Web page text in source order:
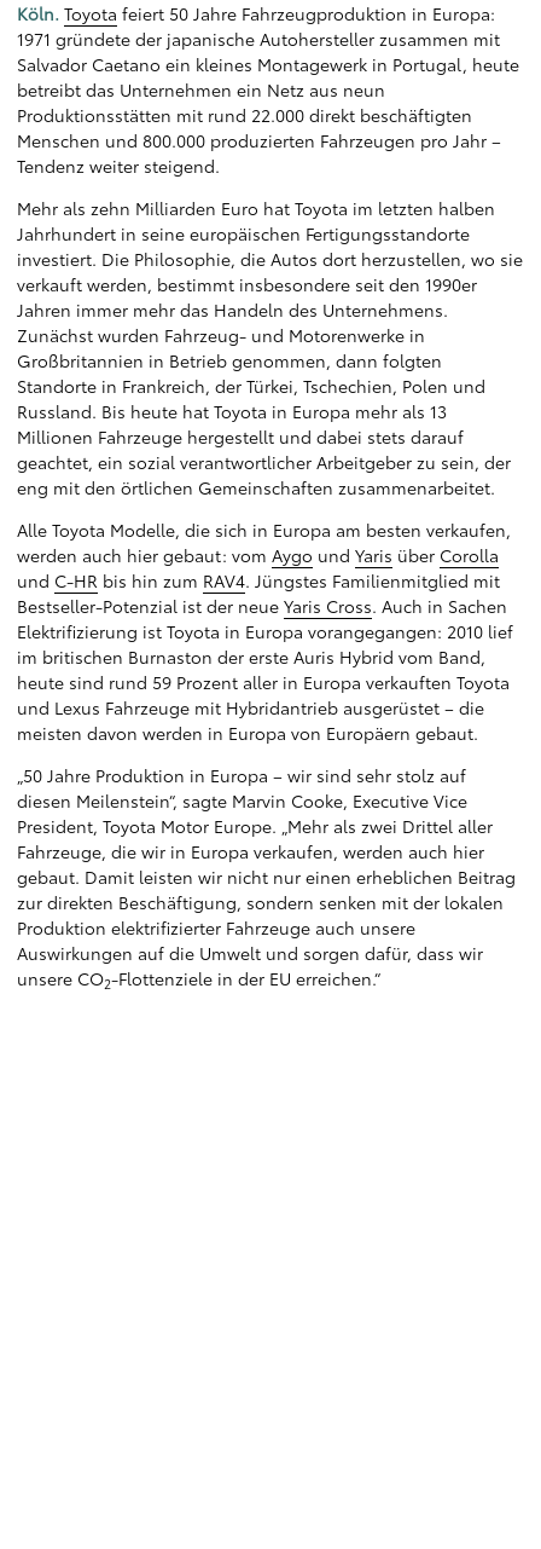
Köln. Toyota feiert 50 Jahre Fahrzeugproduktion in Europa:
1971 gründete der japanische Autohersteller zusammen mit
Salvador Caetano ein kleines Montagewerk in Portugal, heute
betreibt das Unternehmen ein Netz aus neun
Produktionsstätten mit rund 22.000 direkt beschäftigten
Menschen und 800.000 produzierten Fahrzeugen pro Jahr –
Tendenz weiter steigend.
Mehr als zehn Milliarden Euro hat Toyota im letzten halben
Jahrhundert in seine europäischen Fertigungsstandorte
investiert. Die Philosophie, die Autos dort herzustellen, wo sie
verkauft werden, bestimmt insbesondere seit den 1990er
Jahren immer mehr das Handeln des Unternehmens.
Zunächst wurden Fahrzeug- und Motorenwerke in
Großbritannien in Betrieb genommen, dann folgten
Standorte in Frankreich, der Türkei, Tschechien, Polen und
Russland. Bis heute hat Toyota in Europa mehr als 13
Millionen Fahrzeuge hergestellt und dabei stets darauf
geachtet, ein sozial verantwortlicher Arbeitgeber zu sein, der
eng mit den örtlichen Gemeinschaften zusammenarbeitet.
Alle Toyota Modelle, die sich in Europa am besten verkaufen,
werden auch hier gebaut: vom Aygo und Yaris über Corolla
und C-HR bis hin zum RAV4. Jüngstes Familienmitglied mit
Bestseller-Potenzial ist der neue Yaris Cross. Auch in Sachen
Elektrifizierung ist Toyota in Europa vorangegangen: 2010 lief
im britischen Burnaston der erste Auris Hybrid vom Band,
heute sind rund 59 Prozent aller in Europa verkauften Toyota
und Lexus Fahrzeuge mit Hybridantrieb ausgerüstet – die
meisten davon werden in Europa von Europäern gebaut.
„50 Jahre Produktion in Europa – wir sind sehr stolz auf
diesen Meilenstein“, sagte Marvin Cooke, Executive Vice
President, Toyota Motor Europe. „Mehr als zwei Drittel aller
Fahrzeuge, die wir in Europa verkaufen, werden auch hier
gebaut. Damit leisten wir nicht nur einen erheblichen Beitrag
zur direkten Beschäftigung, sondern senken mit der lokalen
Produktion elektrifizierter Fahrzeuge auch unsere
Auswirkungen auf die Umwelt und sorgen dafür, dass wir
unsere CO2-Flottenziele in der EU erreichen.“